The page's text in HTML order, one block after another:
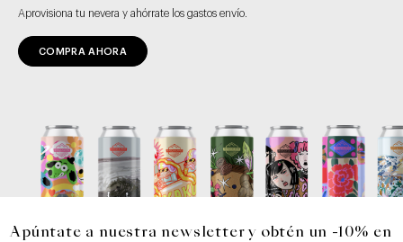
Aprovisiona tu nevera y ahórrate los gastos envío.
COMPRA AHORA
Apúntate a nuestra newsletter y obtén un -10% en